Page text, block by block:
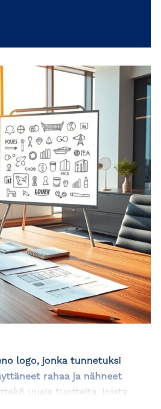
logo, jonka tunnetuksi
rahaa ja nähneet
uusia tuotteita, joista